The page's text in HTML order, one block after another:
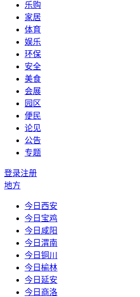
乐购
家居
体育
娱乐
环保
安全
美食
会展
园区
便民
论见
公告
专题
登录注册
地方
今日西安
今日宝鸡
今日咸阳
今日渭南
今日铜川
今日榆林
今日延安
今日商洛